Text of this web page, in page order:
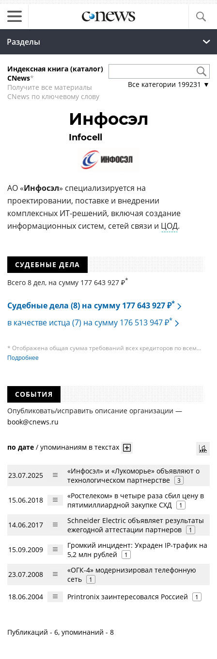
Разделы
Индексная книга (каталог)
CNews*
Получите все материалы
CNews по ключевому слову
Все категории 199231 ▼
Инфосэл
Infocell
АО «Инфосэл» специализируется на
проектировании, поставке и внедрении
комплексных ИТ-решений, включая создание
информационных систем, сетей связи и ЦОД.
СУДЕБНЫЕ ДЕЛА
Всего 8 дел, на cумму 177 643 927 ₽*
Судебные дела (8) на сумму 177 643 927 ₽*
в качестве истца (7) на сумму 176 513 947 ₽*
* Отображена общая сумма требований всех кредиторов по всем
судебным делам, в рамках которых компания подавала требования
в одном таком деле может быть несколько десятков, а размеры сумм
требований одних могут быть больше или меньше размеров
Подробнее
СОБЫТИЯ
Опубликовать/исправить описание организации —
book@cnews.ru
по дате / упоминаниям в текстах
23.07.2025
«Инфосэл» и «Лукоморье» объявляют о
технологическом партнерстве
3
15.06.2018
«Ростелеком» в четыре раза сбил цену в
пятимиллиардной закупке СХД
1
14.06.2017
Schneider Electric объявляет результаты
ежегодной аттестации партнеров
1
15.09.2009
Громкий инцидент: Украден IP-трафик на
5,2 млн рублей
1
23.07.2008
«ОГК-4» модернизировал телефонную
сеть
1
18.06.2004 Printronix заинтересовался Россией 1
Публикаций - 6, упоминаний - 8